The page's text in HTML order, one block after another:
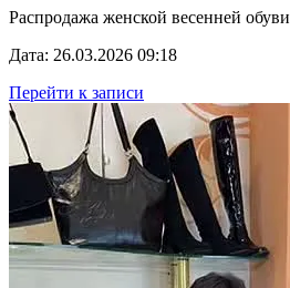
Распродажа женской весенней обуви
Дата: 26.03.2026 09:18
Перейти к записи